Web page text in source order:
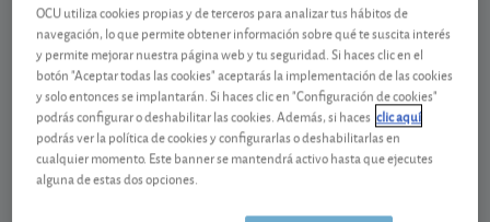
Contenido reservado a SOCIOS
Gestiona tu dinero con visión
experta
y consigue que cada euro trabaje
OCU utiliza cookies propias y de terceros para analizar tus hábitos de
navegación, lo que permite obtener información sobre qué te suscita interés
y permite mejorar nuestra página web y tu seguridad. Si haces clic en el
botón "Aceptar todas las cookies" aceptarás la implementación de las cookies
y solo entonces se implantarán. Si haces clic en "Configuración de cookies"
podrás configurar o deshabilitar las cookies. Además, si haces clic aquí
podrás ver la política de cookies y configurarlas o deshabilitarlas en
cualquier momento. Este banner se mantendrá activo hasta que ejecutes
alguna de estas dos opciones.